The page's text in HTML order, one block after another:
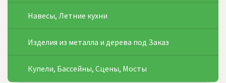
Навесы, Летние кухни
Изделия из металла и дерева под Заказ
Купели, Бассейны, Сцены, Мосты